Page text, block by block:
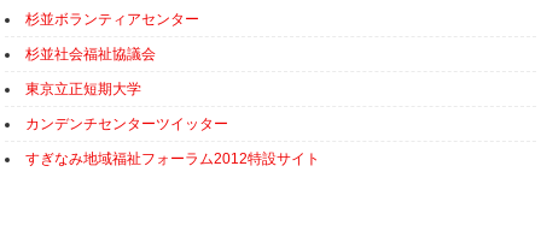
杉並ボランティアセンター
杉並社会福祉協議会
東京立正短期大学
カンデンチセンターツイッター
すぎなみ地域福祉フォーラム2012特設サイト